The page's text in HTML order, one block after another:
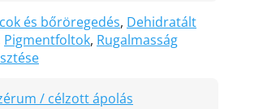
és bőröregedés, Dehidratált
Pigmentfoltok, Rugalmasság
/ célzott ápolás